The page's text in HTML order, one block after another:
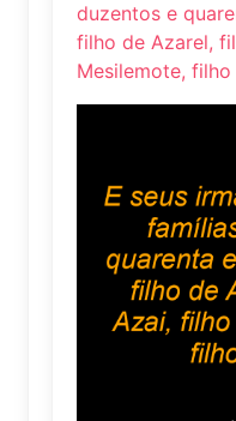
duzentos e
filho de Azarel,
Mesilemote, filho